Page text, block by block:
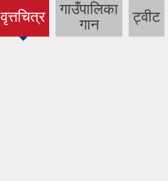
वृत्तचित्र
(active
tab)
गाउँपालिका
गान
ट्वीट